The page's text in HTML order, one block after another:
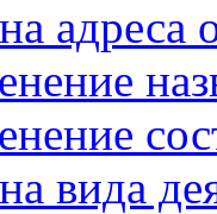
адреса
вида